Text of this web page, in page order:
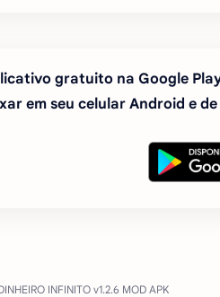
gratuito na Google
em seu celular Android e